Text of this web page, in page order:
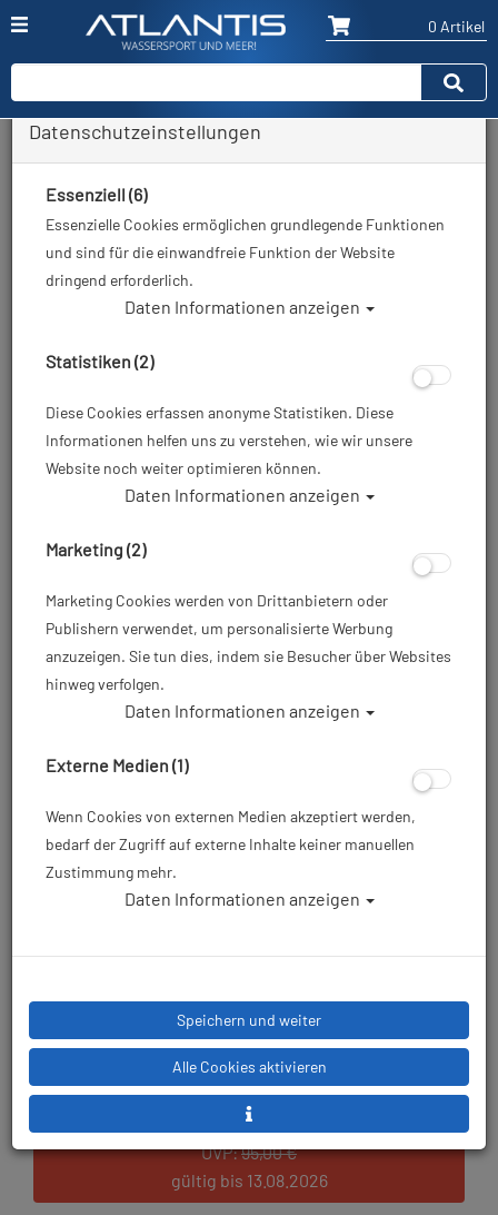
0 Artikel
Zurück
Waterproof Latex Dryglove HD - inkl
Thermo Handschuh - Größe XL
Artikelnr.: wat-74002600
6,00 € (6.31 %) gespart!
UVP:95,00 €
gültig bis 13.08.2026
Datenschutzeinstellungen
Essenziell (6)
Essenzielle Cookies ermöglichen grundlegende Funktionen
und sind für die einwandfreie Funktion der Website
dringend erforderlich.
Daten Informationen anzeigen
Statistiken (2)
Diese Cookies erfassen anonyme Statistiken. Diese
Informationen helfen uns zu verstehen, wie wir unsere
Website noch weiter optimieren können.
Daten Informationen anzeigen
Marketing (2)
Marketing Cookies werden von Drittanbietern oder
Publishern verwendet, um personalisierte Werbung
anzuzeigen. Sie tun dies, indem sie Besucher über Websites
hinweg verfolgen.
Daten Informationen anzeigen
Externe Medien (1)
Wenn Cookies von externen Medien akzeptiert werden,
bedarf der Zugriff auf externe Inhalte keiner manuellen
Zustimmung mehr.
Daten Informationen anzeigen
Speichern und weiter
Alle Cookies aktivieren